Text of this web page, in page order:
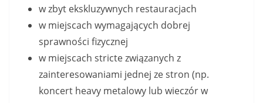
w zbyt ekskluzywnych restauracjach
w miejscach wymagających dobrej
sprawności fizycznej
w miejscach stricte związanych z
zainteresowaniami jednej ze stron (np.
koncert heavy metalowy lub wieczór w